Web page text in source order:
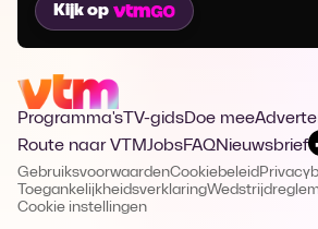
Kijk op
Programma's TV-gidsDoe mee
Route naar VTMJobsFAQNieuwsbrief
GebruiksvoorwaardenCookiebeleid
Toegankelijkheidsverklaring
Cookie instellingen